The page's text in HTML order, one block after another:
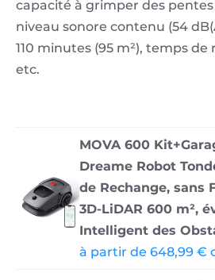
capacité à grimper des pentes
niveau sonore contenu (54
110 minutes (95 m²), temps
etc.
MOVA 600
Dreame Robot
de Rechange, sans
3D-LiDAR 600 m²,
Intelligent des
à partir de 648,99 €